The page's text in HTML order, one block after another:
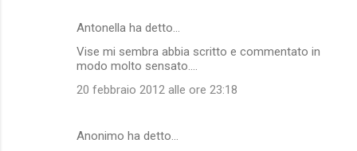
Antonella ha detto…
Vise mi sembra abbia scritto e commentato in
modo molto sensato....
20 febbraio 2012 alle ore 23:18
Anonimo ha detto…